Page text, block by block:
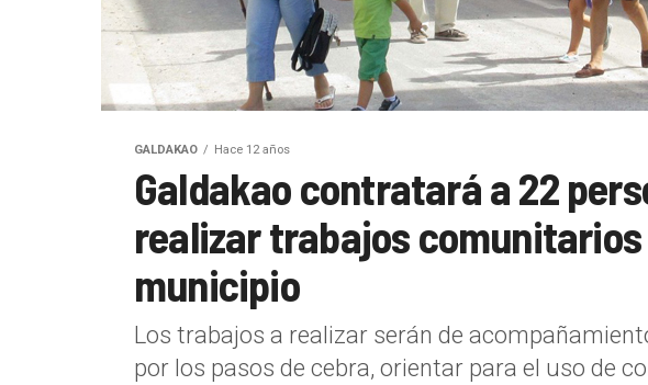
GALDAKAO Hace 12 años
Galdakao contratará a 22
realizar trabajos
municipio
Los trabajos a realizar serán de
por los pasos de cebra, orientar para el uso de